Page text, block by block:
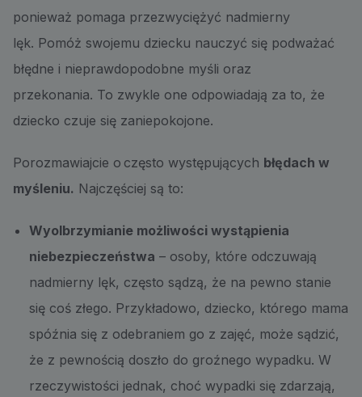
ponieważ pomaga przezwyciężyć nadmierny
lęk. Pomóż swojemu dziecku nauczyć się podważać
błędne i nieprawdopodobne myśli oraz
przekonania. To zwykle one odpowiadają za to, że
dziecko czuje się zaniepokojone.
Porozmawiajcie o często występujących błędach w
myśleniu. Najczęściej są to:
Wyolbrzymianie możliwości wystąpienia
niebezpieczeństwa – osoby, które odczuwają
nadmierny lęk, często sądzą, że na pewno stanie
się coś złego. Przykładowo, dziecko, którego mama
spóźnia się z odebraniem go z zajęć, może sądzić,
że z pewnością doszło do groźnego wypadku. W
rzeczywistości jednak, choć wypadki się zdarzają,